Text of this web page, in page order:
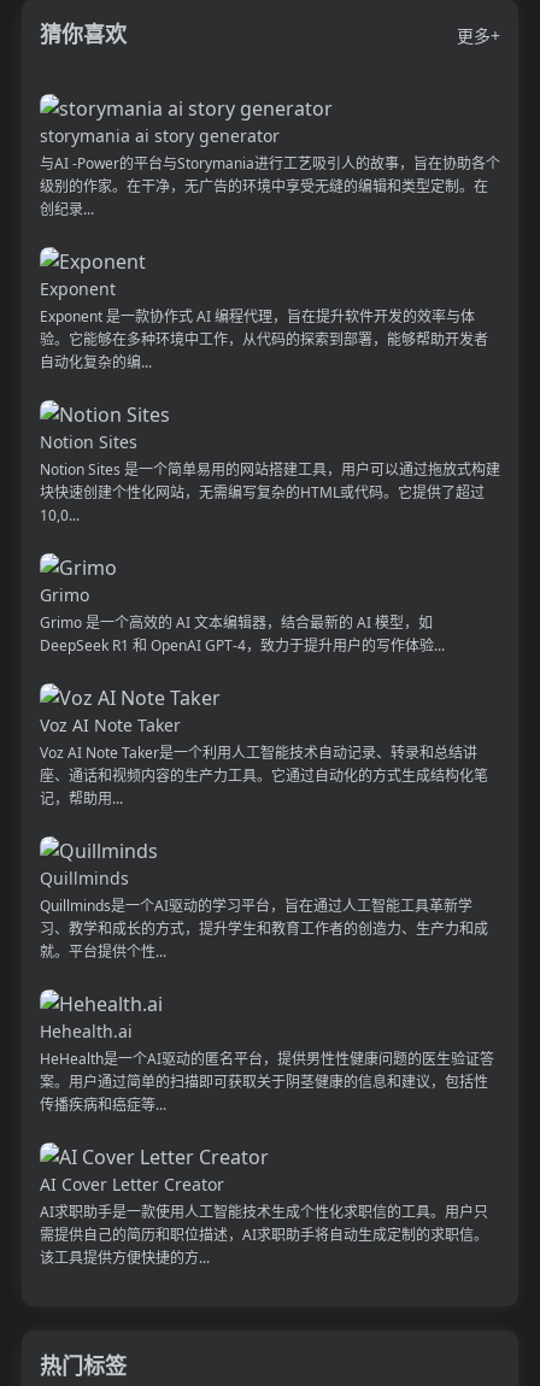
猜你喜欢 更多+
storymania ai story generator
与AI -Power的平台与Storymania进行工艺吸引人的故事，旨在协助各个
级别的作家。在干净，无广告的环境中享受无缝的编辑和类型定制。在
创纪录...
Exponent
Exponent 是一款协作式 AI 编程代理，旨在提升软件开发的效率与体
验。它能够在多种环境中工作，从代码的探索到部署，能够帮助开发者
自动化复杂的编...
Notion Sites
Notion Sites 是一个简单易用的网站搭建工具，用户可以通过拖放式构建
块快速创建个性化网站，无需编写复杂的HTML或代码。它提供了超过
10,0...
Grimo
Grimo 是一个高效的 AI 文本编辑器，结合最新的 AI 模型，如
DeepSeek R1 和 OpenAI GPT-4，致力于提升用户的写作体验...
Voz AI Note Taker
Voz AI Note Taker是一个利用人工智能技术自动记录、转录和总结讲
座、通话和视频内容的生产力工具。它通过自动化的方式生成结构化笔
记，帮助用...
Quillminds
Quillminds是一个AI驱动的学习平台，旨在通过人工智能工具革新学
习、教学和成长的方式，提升学生和教育工作者的创造力、生产力和成
就。平台提供个性...
Hehealth.ai
HeHealth是一个AI驱动的匿名平台，提供男性性健康问题的医生验证答
案。用户通过简单的扫描即可获取关于阴茎健康的信息和建议，包括性
传播疾病和癌症等...
AI Cover Letter Creator
AI求职助手是一款使用人工智能技术生成个性化求职信的工具。用户只
需提供自己的简历和职位描述，AI求职助手将自动生成定制的求职信。
该工具提供方便快捷的方...
热门标签